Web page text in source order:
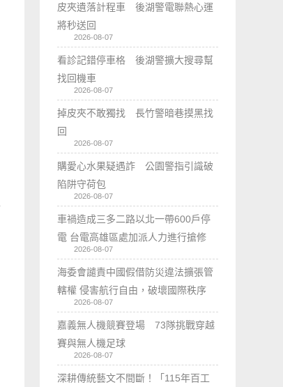
皮夾遺落計程車 後湖警電聯熱心運
將秒送回
2026-08-07
看診記錯停車格 後湖警擴大搜尋幫
找回機車
2026-08-07
掉皮夾不敢獨找 長竹警暗巷摸黑找
回
2026-08-07
購愛心水果疑遇詐 公園警指引識破
陷阱守荷包
2026-08-07
車禍造成三多二路以北一帶600戶停
電 台電高雄區處加派人力進行搶修
2026-08-07
海委會譴責中國假借防災違法擴張管
轄權 侵害航行自由，破壞國際秩序
2026-08-07
嘉義無人機競賽登場 73隊挑戰穿越
賽與無人機足球
2026-08-07
深耕傳統藝文不間斷！「115年百工